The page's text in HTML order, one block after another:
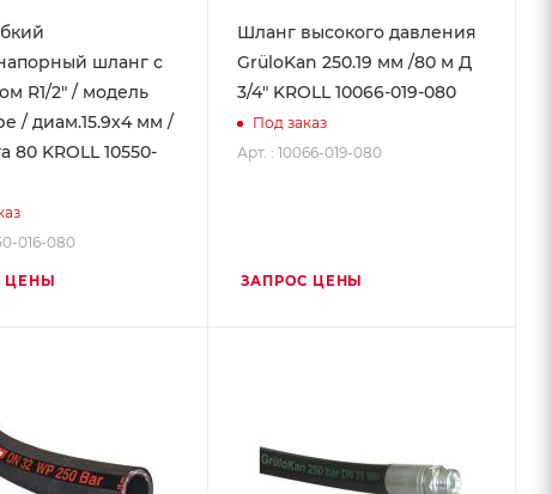
шланг с
R1/2" / модель
/ диам.15.9х4 мм /
80 KROLL 10550-
016-080
ЦЕНЫ
Шланг высокого давления
GrüloKan 250.19 мм /80 м Д
3/4" KROLL 10066-019-080
Под заказ
Арт. : 10066-019-080
ЗАПРОС ЦЕНЫ